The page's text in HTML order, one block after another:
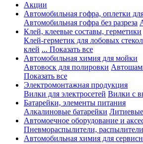
Акции
Автомобильная гофра, оплетки
Автомобильная гофра без разреза
Клей, клеевые составы, герметики
Клей-герметик для лобовых
клей ... Показать все
Автомобильная химия для мойки
Автовоск для полировки
Показать все
Электромонтажная продукция
Вилки для электросетей Вилки с
Батарейки, элементы питания
Алкалиновые батарейки
Автомоечное оборудование и
Пневмораспылители, распылители
Автомобильная химия для